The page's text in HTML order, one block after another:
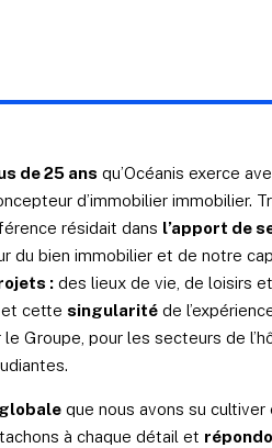
de 25 ans qu’Océanis exerce
d’immobilier immobilier.
résidait dans l’apport de
du bien immobilier et de notre
: des lieux de vie, de loisirs
et cette singularité de
Groupe, pour les secteurs de
que nous avons su
à chaque détail et